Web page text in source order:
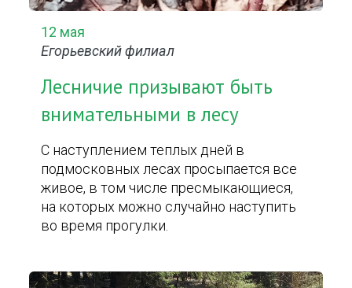
12 мая
Егорьевский филиал
Лесничие призывают быть
внимательными в лесу
С наступлением теплых дней в
подмосковных лесах просыпается все
живое, в том числе пресмыкающиеся,
на которых можно случайно наступить
во время прогулки.